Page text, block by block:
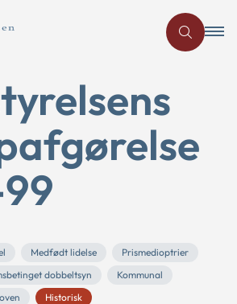
Medfødt lidelse
Prismedioptrier
dobbeltsyn
Kommunal
Historisk